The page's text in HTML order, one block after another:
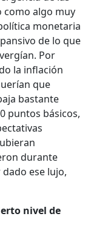
como algo muy
monetaria
de lo que
Por
la inflación
que
bastante
puntos básicos,
durante
ese lujo,
nivel de